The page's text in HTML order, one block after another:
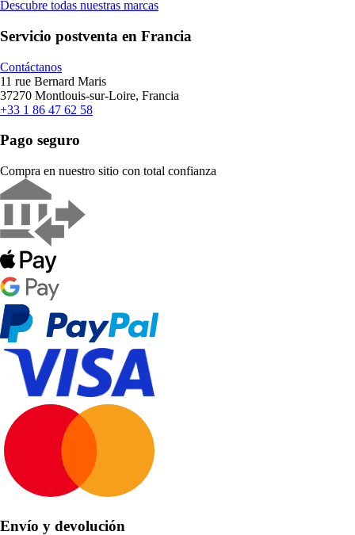
Descubre todas nuestras marcas
Servicio postventa en Francia
Contáctanos
11 rue Bernard Maris
37270 Montlouis-sur-Loire, Francia
+33 1 86 47 62 58
Pago seguro
Compra en nuestro sitio con total confianza
Envío y devolución